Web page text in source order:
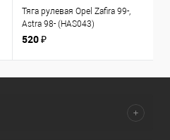
Тяга рулевая Opel Zafira 99-,
Astra 98- (HAS043)
520 ₽